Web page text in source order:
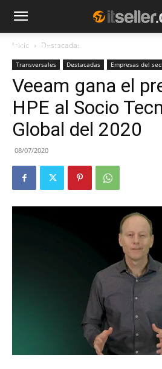
NOTICIAS TENDENCIAS
Inicio Destacadas
Transversales Destacadas Empresas del
Veeam gana el
HPE al Socio
Global del 2020
08/07/2020